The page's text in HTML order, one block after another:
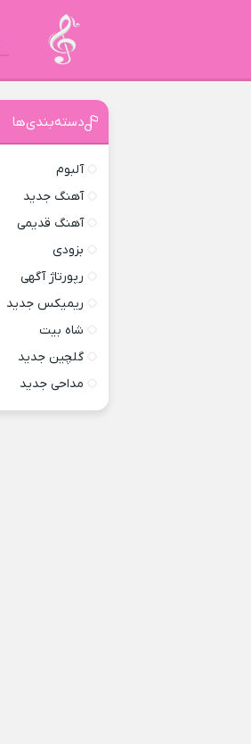
دسته‌بندی‌ها
آلبوم
آهنگ جدید
آهنگ قدیمی
بزودی
رپورتاژ آگهی
ریمیکس جدید
شاه بیت
گلچین جدید
مداحی جدید